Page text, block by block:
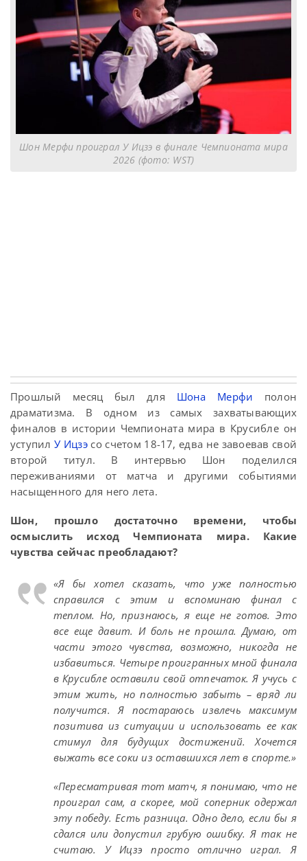
Шон Мерфи проиграл У Ицзэ в финале Чемпионата мира
2026 (фото: WST)
Прошлый месяц был для Шона Мерфи полон
драматизма. В одном из самых захватывающих
финалов в истории Чемпионата мира в Крусибле он
уступилУ Ицзэсо счетом 18-17, едва не завоевав свой
второй титул. В интервью Шон поделился
переживаниями от матча и другими событиями
насыщенного для него лета.
Шон, прошло достаточно времени, чтобы
осмыслить исход Чемпионата мира. Какие
чувства сейчас преобладают?
«Я бы хотел сказать, что уже полностью
справился с этим и вспоминаю финал с
теплом. Но, признаюсь, я еще не готов. Это
все еще давит. И боль не прошла. Думаю, от
части этого чувства, возможно, никогда не
избавиться. Четыре проигранных мной финала
в Крусибле оставили свой отпечаток. Я учусь с
этим жить, но полностью забыть – вряд ли
получится. Я постараюсь извлечь максимум
позитива из ситуации и использовать ее как
стимул для будущих достижений. Хочется
выжать все соки из оставшихся лет в спорте.»
«Пересматривая тот матч, я понимаю, что не
проиграл сам, а скорее, мой соперник одержал
эту победу. Есть разница. Одно дело, если бы я
сдался или допустил грубую ошибку. Я так не
считаю. У Ицзэ просто отлично играл. Я